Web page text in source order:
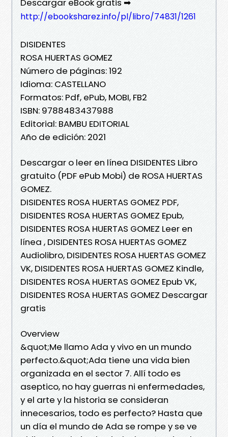
Descargar eBook gratis ➡
http://ebooksharez.info/pl/libro/74831/1261
DISIDENTES
ROSA HUERTAS GOMEZ
Número de páginas: 192
Idioma: CASTELLANO
Formatos: Pdf, ePub, MOBI, FB2
ISBN: 9788483437988
Editorial: BAMBU EDITORIAL
Año de edición: 2021
Descargar o leer en línea DISIDENTES Libro
gratuito (PDF ePub Mobi) de ROSA HUERTAS
GOMEZ.
DISIDENTES ROSA HUERTAS GOMEZ PDF,
DISIDENTES ROSA HUERTAS GOMEZ Epub,
DISIDENTES ROSA HUERTAS GOMEZ Leer en
línea , DISIDENTES ROSA HUERTAS GOMEZ
Audiolibro, DISIDENTES ROSA HUERTAS GOMEZ
VK, DISIDENTES ROSA HUERTAS GOMEZ Kindle,
DISIDENTES ROSA HUERTAS GOMEZ Epub VK,
DISIDENTES ROSA HUERTAS GOMEZ Descargar
gratis
Overview
&quot;Me llamo Ada y vivo en un mundo
perfecto.&quot;Ada tiene una vida bien
organizada en el sector 7. Allí todo es
aseptico, no hay guerras ni enfermedades,
y el arte y la historia se consideran
innecesarios, todo es perfecto? Hasta que
un día el mundo de Ada se rompe y se ve